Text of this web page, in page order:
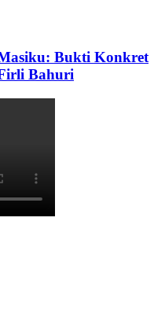
Bukti Konkret
Bahuri